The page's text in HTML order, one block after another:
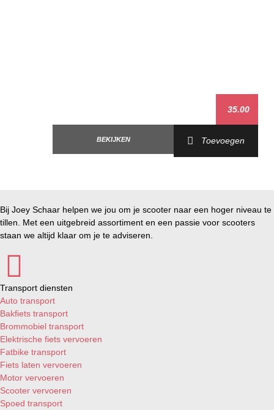
35.00
BEKIJKEN Toevoegen
Bij Joey Schaar helpen we jou om je scooter naar een hoger niveau te
tillen. Met een uitgebreid assortiment en een passie voor scooters
staan we altijd klaar om je te adviseren.
Transport diensten
Auto transport
Bakfiets transport
Brommobiel transport
Elektrische fiets vervoeren
Fatbike transport
Fiets laten vervoeren
Motor vervoeren
Scooter vervoeren
Spoed transport